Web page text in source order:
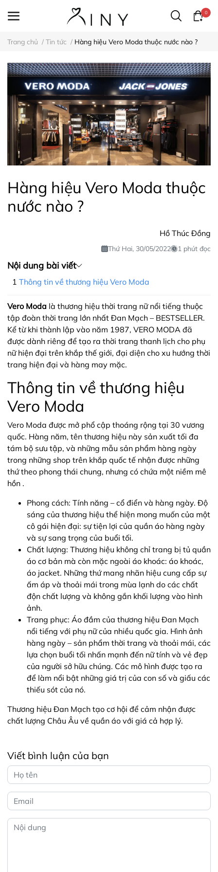
0
Trang chủ / Tin tức / Hàng hiệu Vero Moda thuộc nước nào ?
Hàng hiệu Vero Moda thuộc
nước nào ?
Hồ Thúc Đồng
Thứ Hai, 30/05/2022 1 phút đọc
Nội dung bài viết
Thông tin về thương hiệu Vero Moda
Vero Moda là thương hiệu thời trang nữ nổi tiếng thuộc
tập đoàn thời trang lớn nhất Đan Mạch – BESTSELLER.
Kể từ khi thành lập vào năm 1987, VERO MODA đã
được dành riêng để tạo ra thời trang thanh lịch cho phụ
nữ hiện đại trên khắp thế giới, đại diện cho xu hướng thời
trang hiện đại và hàng may mặc.
Thông tin về thương hiệu
Vero Moda
Vero Moda được mở phổ cập thoáng rộng tại 30 vương
quốc. Hàng năm, tên thương hiệu này sản xuất tối đa
tám bộ sưu tập, và những mẫu sản phẩm hàng ngày
trong những shop trên khắp quốc tế nhận được những
thứ theo phong thái chung, nhưng có chứa một niềm mê
hồn .
Phong cách: Tính năng – cổ điển và hàng ngày. Độ
sáng của thương hiệu thể hiện mong muốn của một
cô gái hiện đại: sự tiện lợi của quần áo hàng ngày
và sự sang trọng của buổi tối.
Chất lượng: Thương hiệu không chỉ trang bị tủ quần
áo cơ bản mà còn mặc ngoài áo khoác: áo khoác,
áo jacket. Những thứ mang nhãn hiệu cung cấp sự
ấm áp và thoải mái trong mùa lạnh do các chất
độn chất lượng và không gắn khối lượng vào hình
ảnh.
Trang phục: Áo đầm của thương hiệu Đan Mạch
nổi tiếng với phụ nữ của nhiều quốc gia. Hình ảnh
hàng ngày – sản phẩm thời trang và thoải mái, các
lựa chọn buổi tối nhấn mạnh đến nữ tính và vẻ đẹp
của người sở hữu chúng. Các mô hình được tạo ra
để làm nổi bật những giá trị của con số và giấu các
thiếu sót của nó.
Thương hiệu Đan Mạch tạo cơ hội để cảm nhận được
chất lượng Châu Âu về quần áo với giá cả hợp lý.
Viết bình luận của bạn